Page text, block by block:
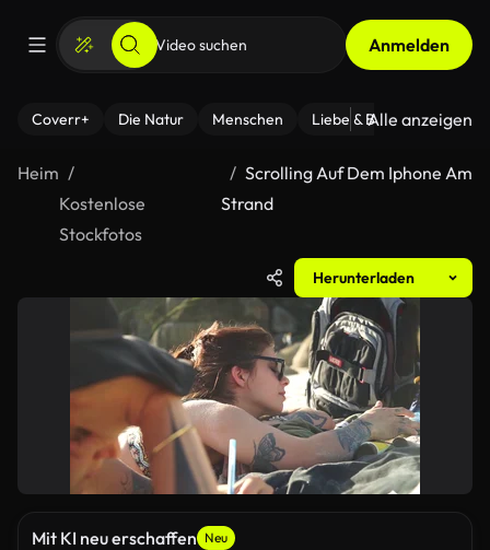
Anmelden
Coverr+ Die Natur Menschen Liebe & Beziehungen
Alle anzeigen
Heim
Kostenlose
Stockfotos
Scrolling Auf Dem Iphone Am
Strand
Herunterladen
Mit KI neu erschaffen Neu